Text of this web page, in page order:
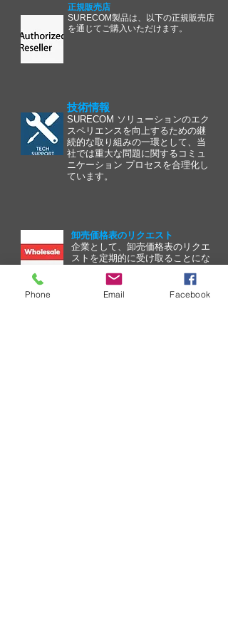
正規販売店
SURECOM製品は、以下の正規販売店
を通じてご購入いただけます。
技術情報
SURECOM ソリューションのエク
スペリエンスを向上するための継
続的な取り組みの一環として、当
社では重大な問題に関するコミュ
ニケーション プロセスを合理化し
ています。
卸売価格表のリクエスト
企業として、卸売価格表のリクエ
ストを定期的に受け取ることにな
Phone Email Facebook